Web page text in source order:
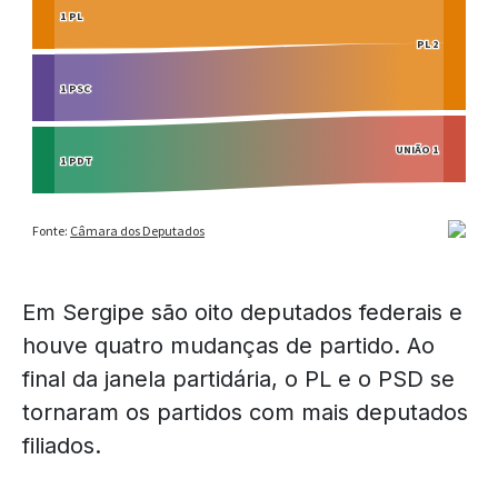
Em Sergipe são oito deputados federais e
houve quatro mudanças de partido. Ao
final da janela partidária, o PL e o PSD se
tornaram os partidos com mais deputados
filiados.